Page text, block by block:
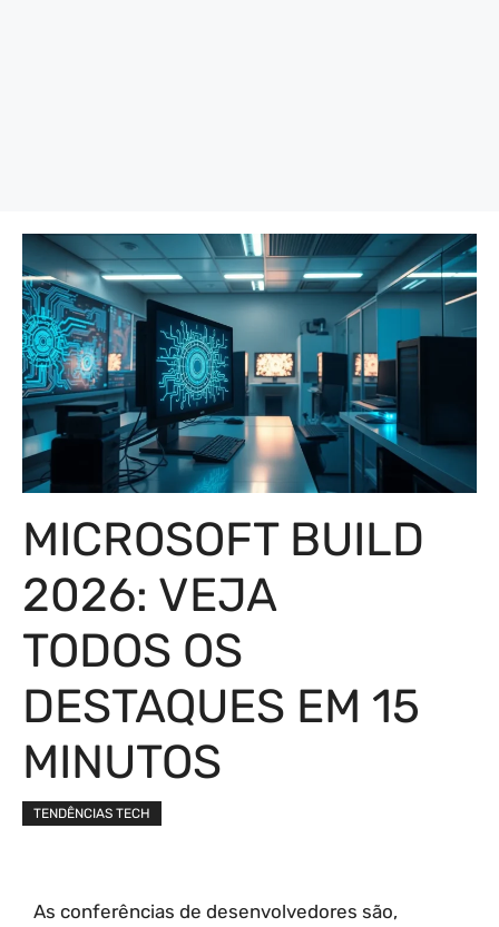
MICROSOFT BUILD
2026: VEJA
TODOS OS
DESTAQUES EM 15
MINUTOS
TENDÊNCIAS TECH
As conferências de desenvolvedores são,